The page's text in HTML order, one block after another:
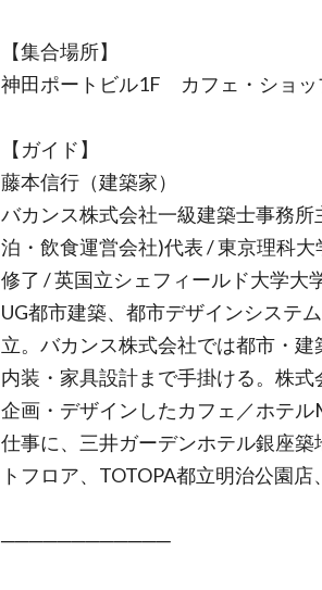
【集合場所】
神田ポートビル1F カフェ・ショッ
【ガイド】
藤本信行（建築家）
バカンス株式会社一級建築士事務
泊・飲食運営会社)代表 / 東京理科
修了 / 英国立シェフィールド大学大
UG都市建築、都市デザインシステ
立。バカンス株式会社では都市・建
内装・家具設計まで手掛ける。株
企画・デザインしたカフェ／ホテ
仕事に、三井ガーデンホテル銀座
トフロア、TOTOPA都立明治公園店
────────────